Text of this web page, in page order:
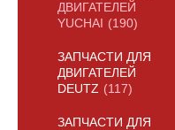
ДВИГАТЕЛЕЙ
YUCHAI
(190)
ЗАПЧАСТИ ДЛЯ
ДВИГАТЕЛЕЙ
DEUTZ (117)
ЗАПЧАСТИ ДЛЯ